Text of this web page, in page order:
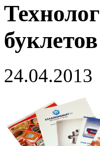
буклетов
24.04.2013